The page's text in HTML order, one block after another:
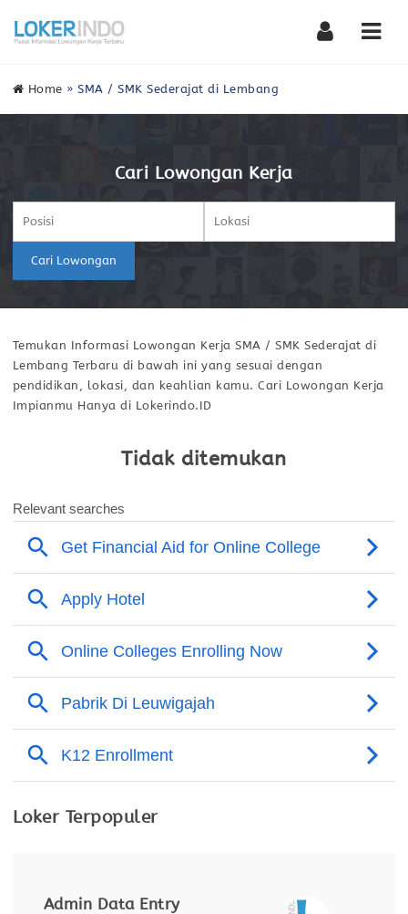
Home »SMA / SMK Sederajat di Lembang
Cari Lowongan Kerja
Cari Lowongan
Temukan Informasi Lowongan Kerja SMA / SMK Sederajat di
Lembang Terbaru di bawah ini yang sesuai dengan
pendidikan, lokasi, dan keahlian kamu. Cari Lowongan Kerja
Impianmu Hanya di Lokerindo.ID
Tidak ditemukan
Loker Terpopuler
Admin Data Entry